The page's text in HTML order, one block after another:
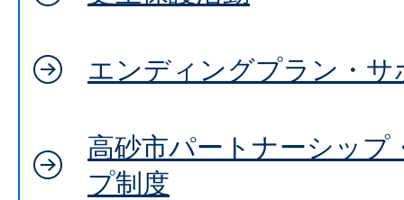
エンディングプラン・サ
高砂市パートナーシップ
プ制度